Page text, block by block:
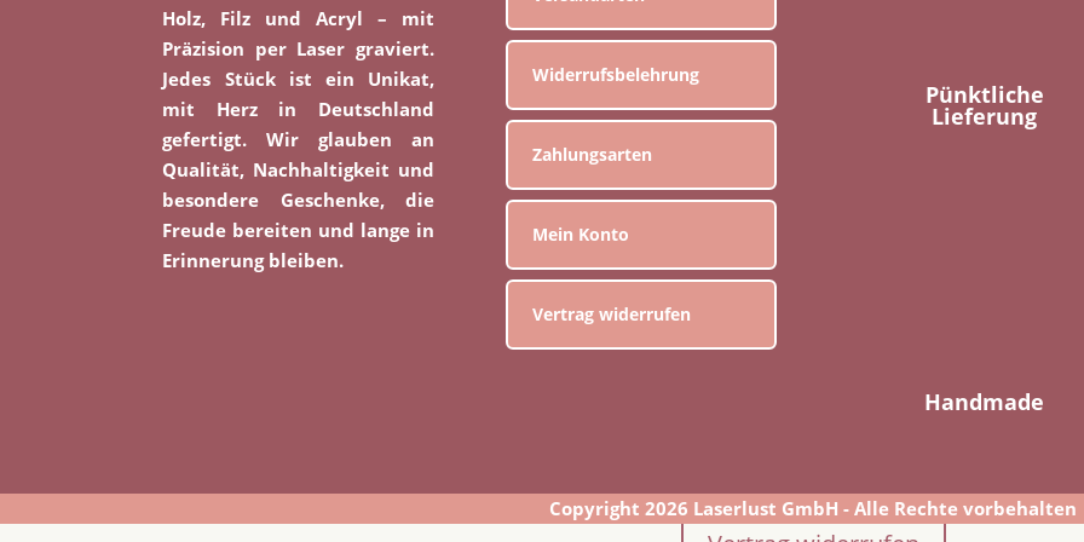
Holz, Filz und Acryl – mit
Präzision per Laser graviert.
Jedes Stück ist ein Unikat,
mit Herz in Deutschland
gefertigt. Wir glauben an
Qualität, Nachhaltigkeit und
besondere Geschenke, die
Freude bereiten und lange in
Erinnerung bleiben.
Widerrufsbelehrung
Zahlungsarten
Mein Konto
Vertrag widerrufen
Pünktliche
Lieferung
Handmade
Copyright 2026 Laserlust GmbH - Alle Rechte vorbehalten